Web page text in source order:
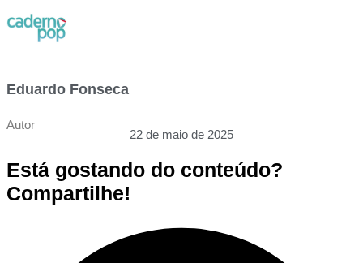
Eduardo Fonseca
Autor
22 de maio de 2025
Está gostando do conteúdo?
Compartilhe!